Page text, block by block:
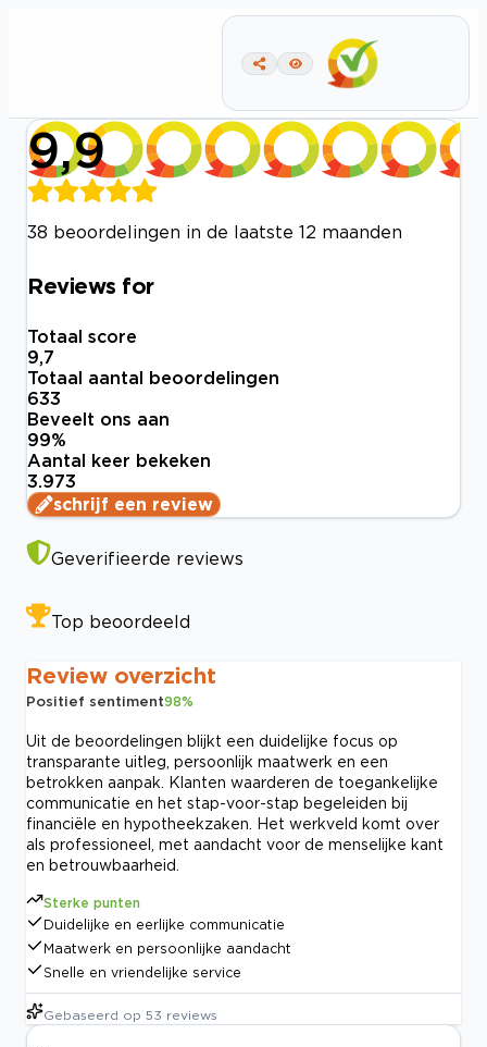
9,9
38 beoordelingen in de laatste 12 maanden
Reviews for
Totaal score
9,7
Totaal aantal beoordelingen
633
Beveelt ons aan
99%
Aantal keer bekeken
3.973
schrijf een review
Geverifieerde reviews
Top beoordeeld
Review overzicht
Positief sentiment98%
Uit de beoordelingen blijkt een duidelijke focus op
transparante uitleg, persoonlijk maatwerk en een
betrokken aanpak. Klanten waarderen de toegankelijke
communicatie en het stap-voor-stap begeleiden bij
financiële en hypotheekzaken. Het werkveld komt over
als professioneel, met aandacht voor de menselijke kant
en betrouwbaarheid.
Sterke punten
Duidelijke en eerlijke communicatie
Maatwerk en persoonlijke aandacht
Snelle en vriendelijke service
Gebaseerd op 53 reviews